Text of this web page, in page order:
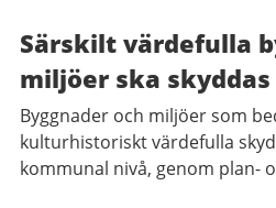
Särskilt värdefulla
miljöer ska
Byggnader och miljöer som
kulturhistoriskt värdefulla
kommunal nivå, genom plan-